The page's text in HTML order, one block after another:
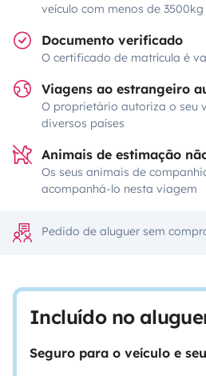
veículo com menos de 3500kg
Documento verificado
O certificado de matrícula é
Viagens ao estrangeiro
O proprietário autoriza o seu
diversos países
Animais de estimação
Os seus animais de
acompanhá-lo nesta viagem
Pedido de aluguer sem
Incluído no
Seguro para o veículo e